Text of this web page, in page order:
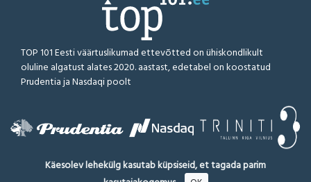
TOP 101 Eesti väärtuslikumad ettevõtted on ühiskondlikult
oluline algatust alates 2020. aastast, edetabel on koostatud
Prudentia ja Nasdaqi poolt
Käesolev lehekülg kasutab küpsiseid, et tagada parim